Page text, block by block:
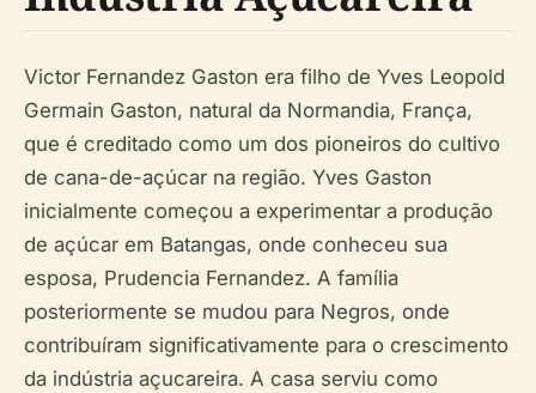
Victor Fernandez Gaston era filho de Yves Leopold
Germain Gaston, natural da Normandia, França,
que é creditado como um dos pioneiros do cultivo
de cana-de-açúcar na região. Yves Gaston
inicialmente começou a experimentar a produção
de açúcar em Batangas, onde conheceu sua
esposa, Prudencia Fernandez. A família
posteriormente se mudou para Negros, onde
contribuíram significativamente para o crescimento
da indústria açucareira. A casa serviu como